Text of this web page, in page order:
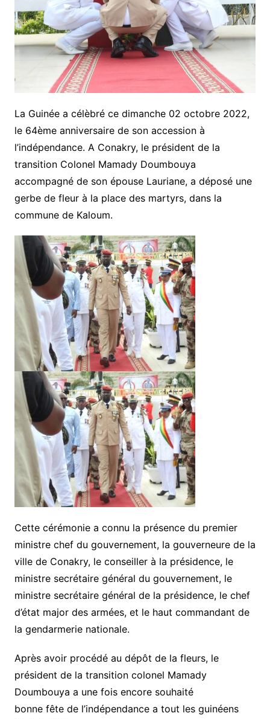
La Guinée a célèbré ce dimanche 02 octobre 2022,
le 64ème anniversaire de son accession à
l’indépendance. A Conakry, le président de la
transition Colonel Mamady Doumbouya
accompagné de son épouse Lauriane, a déposé une
gerbe de fleur à la place des martyrs, dans la
commune de Kaloum.
Cette cérémonie a connu la présence du premier
ministre chef du gouvernement, la gouverneure de la
ville de Conakry, le conseiller à la présidence, le
ministre secrétaire général du gouvernement, le
ministre secrétaire général de la présidence, le chef
d’état major des armées, et le haut commandant de
la gendarmerie nationale.
Après avoir procédé au dépôt de la fleurs, le
président de la transition colonel Mamady
Doumbouya a une fois encore souhaité
bonne fête de l’indépendance a tout les guinéens